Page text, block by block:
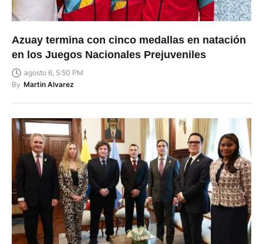
Azuay termina con cinco medallas en natación
en los Juegos Nacionales Prejuveniles
agosto 6, 5:50 PM
By Martin Alvarez